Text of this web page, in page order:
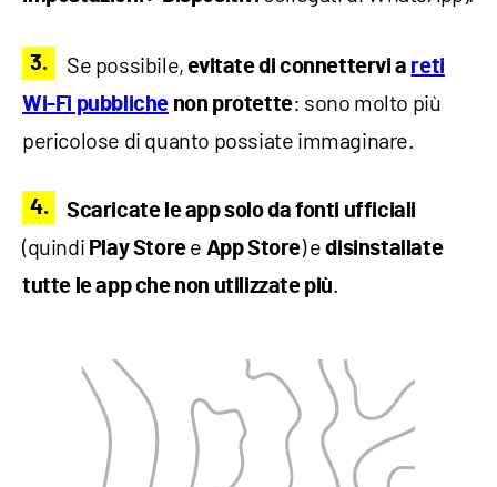
Se possibile,evitate di connettervi a reti
Wi-Fi pubbliche non protette: sono molto più
pericolose di quanto possiate immaginare.
Scaricate le app solo da fonti ufficiali
(quindi Play Storee App Store) edisinstallate
tutte le app che non utilizzate più.